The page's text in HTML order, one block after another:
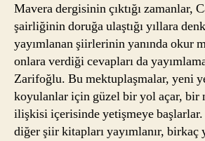
Mavera dergisinin çıktığı zamanlar,
şairliğinin doruğa ulaştığı yıllara
yayımlanan şiirlerinin yanında okur
onlara verdiği cevapları da
Zarifoğlu. Bu mektuplaşmalar, yeni
koyulanlar için güzel bir yol açar, bir
ilişkisi içerisinde yetişmeye
diğer şiir kitapları yayımlanır, birkaç